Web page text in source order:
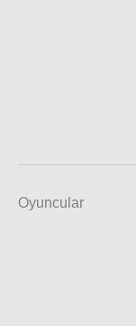
Oyuncular